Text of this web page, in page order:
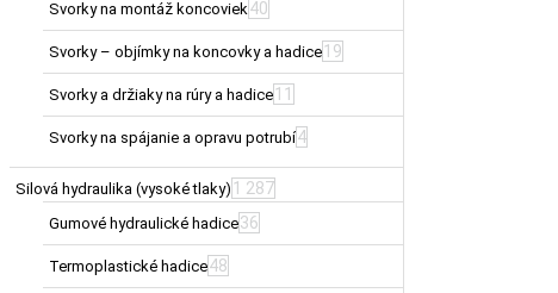
Svorky na montáž koncoviek 40
Svorky – objímky na koncovky a hadice 19
Svorky a držiaky na rúry a hadice 11
Svorky na spájanie a opravu potrubí4
Silová hydraulika (vysoké tlaky) 1 287
Gumové hydraulické hadice36
Termoplastické hadice48